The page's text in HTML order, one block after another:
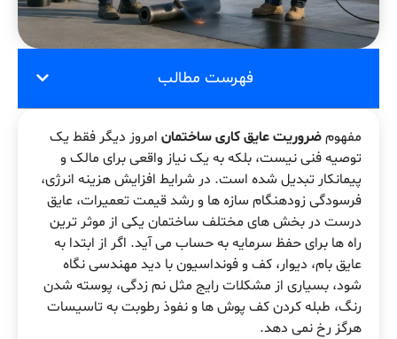
فهرست مطالب
مفهومضروریت عایق کاری ساختمان امروز دیگر فقط یک
توصیه فنی نیست، بلکه به یک نیاز واقعی برای مالک و
پیمانکار تبدیل شده است. در شرایط افزایش هزینه انرژی،
فرسودگی زودهنگام سازه ها و رشد قیمت تعمیرات، عایق
درست در بخش های مختلف ساختمان یکی از موثر ترین
راه ها برای حفظ سرمایه به حساب می آید. اگر از ابتدا به
عایق بام، دیوار، کف و فونداسیون با دید مهندسی نگاه
شود، بسیاری از مشکلات رایج مثل نم زدگی، پوسته شدن
رنگ، طبله کردن کف پوش ها و نفوذ رطوبت به تاسیسات
هرگز رخ نمی دهد.